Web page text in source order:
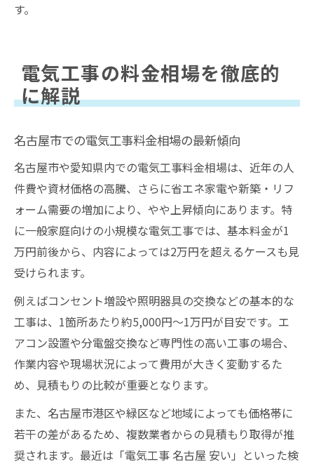
す。
電気工事の料金相場を徹底的
に解説
名古屋市での電気工事料金相場の最新傾向
名古屋市や愛知県内での電気工事料金相場は、近年の人
件費や資材価格の高騰、さらに省エネ家電や新築・リフ
ォーム需要の増加により、やや上昇傾向にあります。特
に一般家庭向けの小規模な電気工事では、基本料金が1
万円前後から、内容によっては2万円を超えるケースも見
受けられます。
例えばコンセント増設や照明器具の交換などの基本的な
工事は、1箇所あたり約5,000円～1万円が目安です。エ
アコン設置や分電盤交換など専門性の高い工事の場合、
作業内容や現場状況によって費用が大きく変動するた
め、見積もりの比較が重要となります。
また、名古屋市港区や緑区など地域によっても価格帯に
若干の差があるため、複数業者からの見積もり取得が推
奨されます。最近は「電気工事 名古屋 安い」といった検